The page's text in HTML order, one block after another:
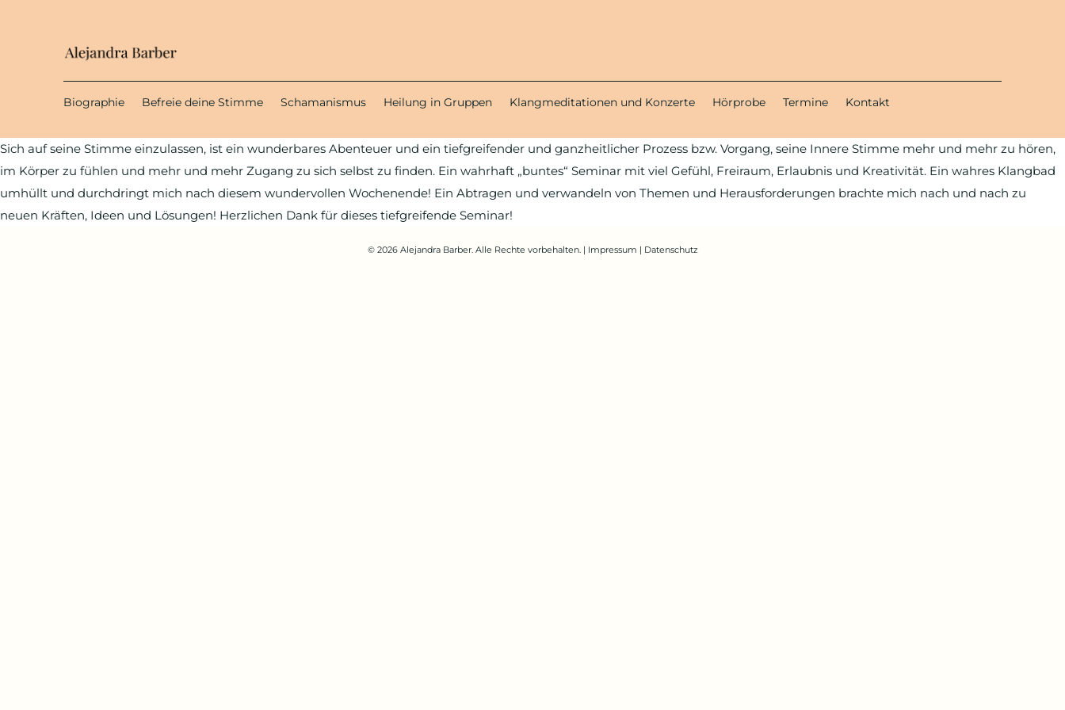
Biographie Befreie deine Stimme Schamanismus Heilung in Gruppen Klangmeditationen und Konzerte Hörprobe Termine Kontakt
Sich auf seine Stimme einzulassen, ist ein wunderbares Abenteuer und ein tiefgreifender und ganzheitlicher Prozess bzw. Vorgang, seine Innere Stimme mehr und mehr zu hören,
im Körper zu fühlen und mehr und mehr Zugang zu sich selbst zu finden. Ein wahrhaft „buntes“ Seminar mit viel Gefühl, Freiraum, Erlaubnis und Kreativität. Ein wahres Klangbad
umhüllt und durchdringt mich nach diesem wundervollen Wochenende! Ein Abtragen und verwandeln von Themen und Herausforderungen brachte mich nach und nach zu
neuen Kräften, Ideen und Lösungen! Herzlichen Dank für dieses tiefgreifende Seminar!
© 2026 Alejandra Barber. Alle Rechte vorbehalten. | Impressum | Datenschutz